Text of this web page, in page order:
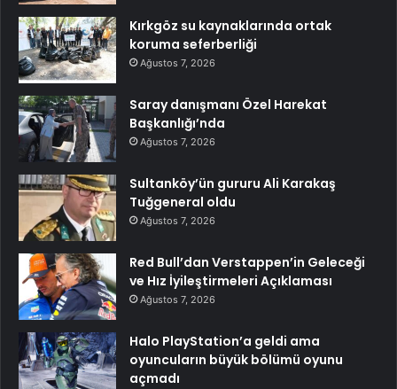
Kırkgöz su kaynaklarında ortak
koruma seferberliği
Ağustos 7, 2026
Saray danışmanı Özel Harekat
Başkanlığı’nda
Ağustos 7, 2026
Sultanköy’ün gururu Ali Karakaş
Tuğgeneral oldu
Ağustos 7, 2026
Red Bull’dan Verstappen’in Geleceği
ve Hız İyileştirmeleri Açıklaması
Ağustos 7, 2026
Halo PlayStation’a geldi ama
oyuncuların büyük bölümü oyunu
açmadı